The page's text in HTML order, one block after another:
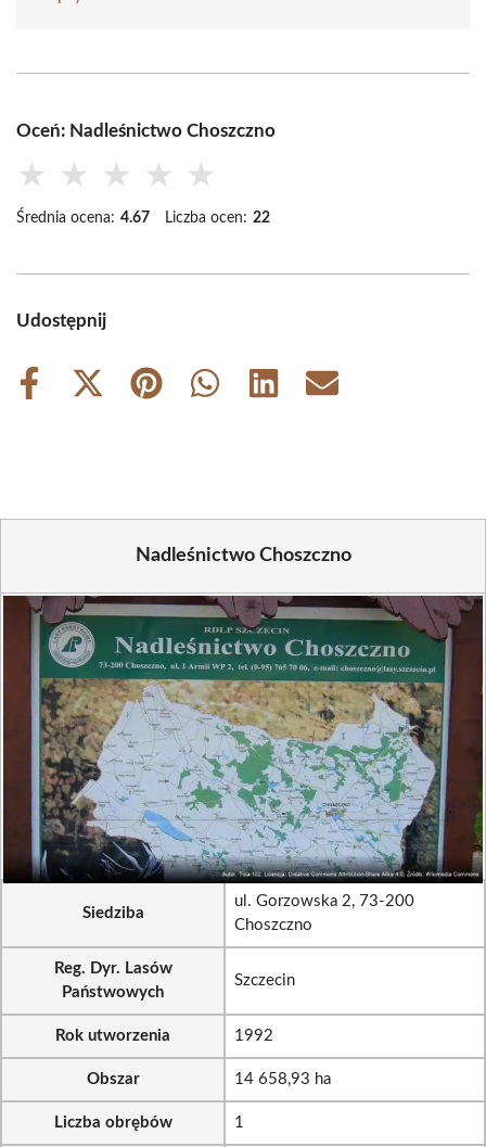
Oceń: Nadleśnictwo Choszczno
★ ★ ★ ★ ★
Średnia ocena: 4.67 Liczba ocen: 22
Udostępnij
Share
Share
Share
Share
Share
Share
Nadleśnictwo Choszczno
Siedziba
ul. Gorzowska 2, 73-200
Choszczno
Reg. Dyr. Lasów
Państwowych
Szczecin
Rok utworzenia 1992
Obszar 14 658,93 ha
Liczba obrębów 1